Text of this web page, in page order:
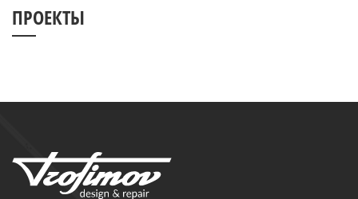
ПРОЕКТЫ